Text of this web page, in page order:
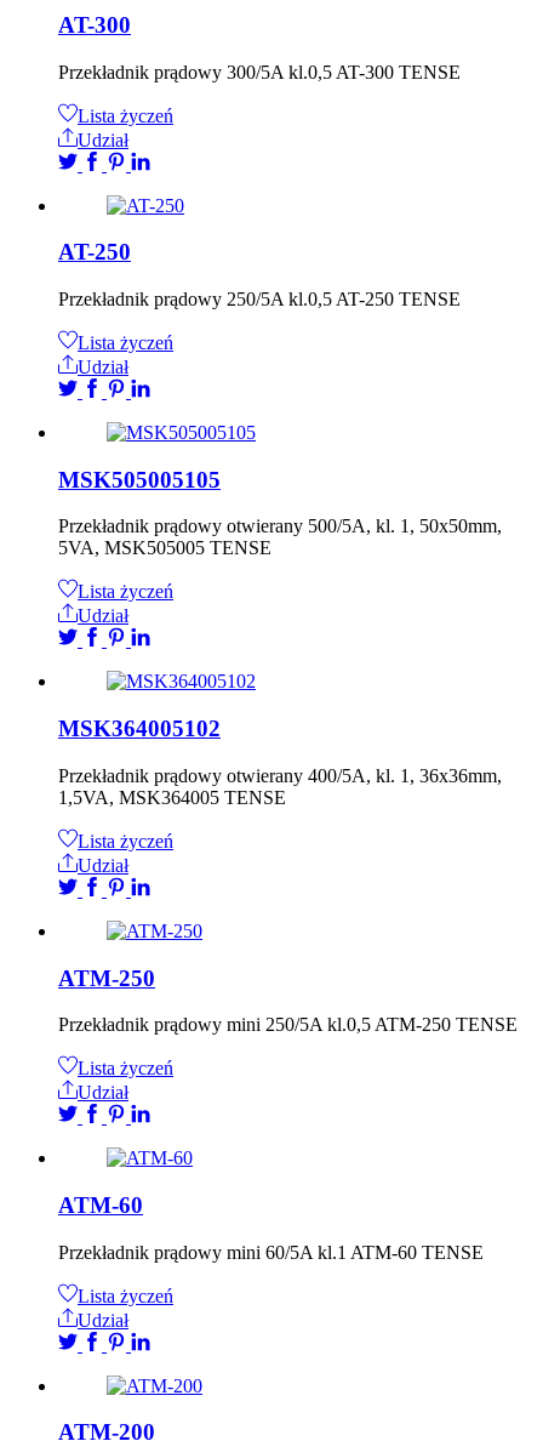
AT-300
Przekładnik prądowy 300/5A kl.0,5 AT-300 TENSE
Lista życzeń
Udział
AT-250
Przekładnik prądowy 250/5A kl.0,5 AT-250 TENSE
Lista życzeń
Udział
MSK505005105
Przekładnik prądowy otwierany 500/5A, kl. 1, 50x50mm,
5VA, MSK505005 TENSE
Lista życzeń
Udział
MSK364005102
Przekładnik prądowy otwierany 400/5A, kl. 1, 36x36mm,
1,5VA, MSK364005 TENSE
Lista życzeń
Udział
ATM-250
Przekładnik prądowy mini 250/5A kl.0,5 ATM-250 TENSE
Lista życzeń
Udział
ATM-60
Przekładnik prądowy mini 60/5A kl.1 ATM-60 TENSE
Lista życzeń
Udział
ATM-200